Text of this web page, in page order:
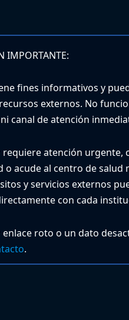
IMPORTANTE:
fines informativos y
externos. No
canal de atención
requiere atención urgente,
o acude al centro de salud
y servicios externos
con cada
enlace roto o un dato
.